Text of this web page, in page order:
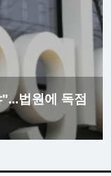
법원에 독점